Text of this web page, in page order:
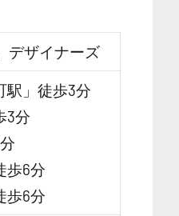
デザイナーズ
駅」徒歩3分
3分
歩6分
歩6分